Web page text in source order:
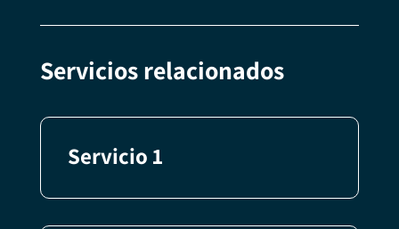
Servicios relacionados
Servicio 1